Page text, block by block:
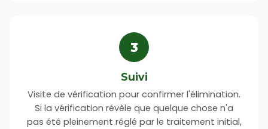
3
Suivi
Visite de vérification pour confirmer l'élimination.
Si la vérification révèle que quelque chose n'a
pas été pleinement réglé par le traitement initial,